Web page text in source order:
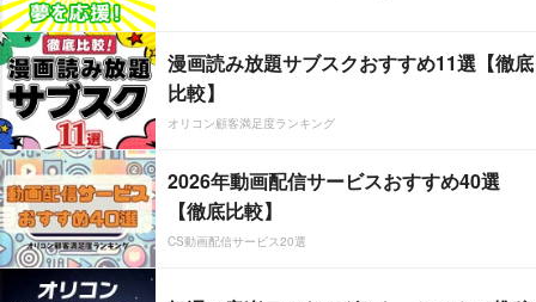
漫画読み放題サブスクおすすめ11選【徹底
比較】
オリコン顧客満足度ランキング
2026年動画配信サービスおすすめ40選
【徹底比較】
CS動画配信サービス20選